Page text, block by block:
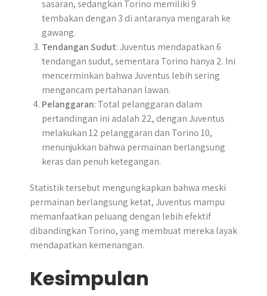
sasaran, sedangkan Torino memiliki 9
tembakan dengan 3 di antaranya mengarah ke
gawang.
Tendangan Sudut: Juventus mendapatkan 6
tendangan sudut, sementara Torino hanya 2. Ini
mencerminkan bahwa Juventus lebih sering
mengancam pertahanan lawan.
Pelanggaran: Total pelanggaran dalam
pertandingan ini adalah 22, dengan Juventus
melakukan 12 pelanggaran dan Torino 10,
menunjukkan bahwa permainan berlangsung
keras dan penuh ketegangan.
Statistik tersebut mengungkapkan bahwa meski
permainan berlangsung ketat, Juventus mampu
memanfaatkan peluang dengan lebih efektif
dibandingkan Torino, yang membuat mereka layak
mendapatkan kemenangan.
Kesimpulan